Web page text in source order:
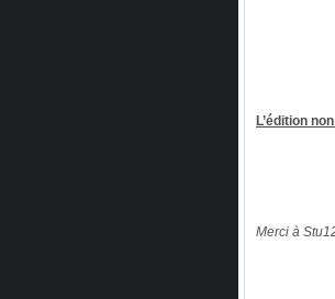
L’édition
Merci à